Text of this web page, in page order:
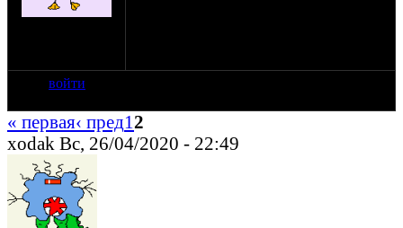
войти
« первая‹ пред12
xodak Вс, 26/04/2020 - 22:49